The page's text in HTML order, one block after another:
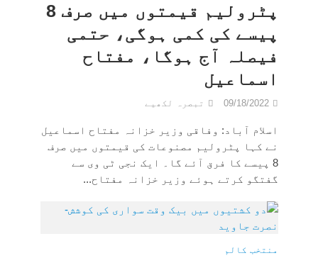
پٹرولیم قیمتوں میں صرف 8
پیسے کی کمی ہوگی، حتمی
فیصلہ آج ہوگا، مفتاح
اسماعیل
09/18/2022 تبصرہ لکھیے
اسلام آباد: وفاقی وزیر خزانہ مفتاح اسماعیل
نے کہا پٹرولیم مصنوعات کی قیمتوں میں صرف
8 پیسے کا فرق آئے گا۔ ایک نجی ٹی وی سے
گفتگو کرتے ہوئے وزیر خزانہ مفتاح...
منتخب کالم